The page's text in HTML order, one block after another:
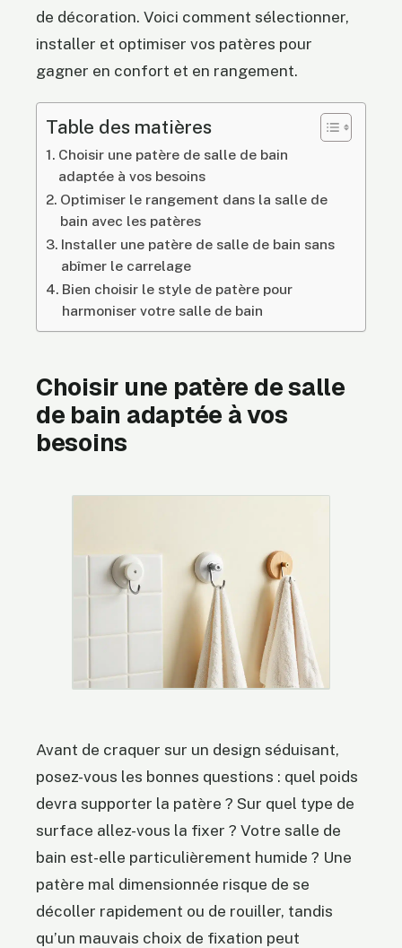
de décoration. Voici comment sélectionner,
installer et optimiser vos patères pour
gagner en confort et en rangement.
Table des matières
Choisir une patère de salle de bain
adaptée à vos besoins
Optimiser le rangement dans la salle de
bain avec les patères
Installer une patère de salle de bain sans
abîmer le carrelage
Bien choisir le style de patère pour
harmoniser votre salle de bain
Choisir une patère de salle
de bain adaptée à vos
besoins
Avant de craquer sur un design séduisant,
posez-vous les bonnes questions : quel poids
devra supporter la patère ? Sur quel type de
surface allez-vous la fixer ? Votre salle de
bain est-elle particulièrement humide ? Une
patère mal dimensionnée risque de se
décoller rapidement ou de rouiller, tandis
qu’un mauvais choix de fixation peut